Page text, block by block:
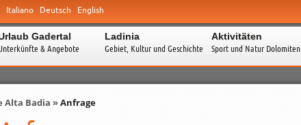
Italiano Deutsch English
Gadertal
& Angebote
Ladinia
Gebiet, Kultur und Geschichte
Aktivitäten
Sport und Natur Dolomiten
Badia »Anfrage